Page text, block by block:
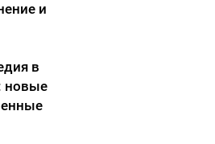
и
в
новые